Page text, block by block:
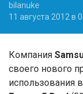
bilanuke
11 августа 2012 в
Компания
своего нового
использования